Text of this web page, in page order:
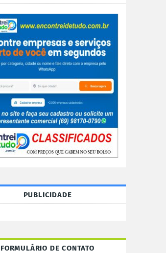
PUBLICIDADE
FORMULÁRIO DE CONTATO